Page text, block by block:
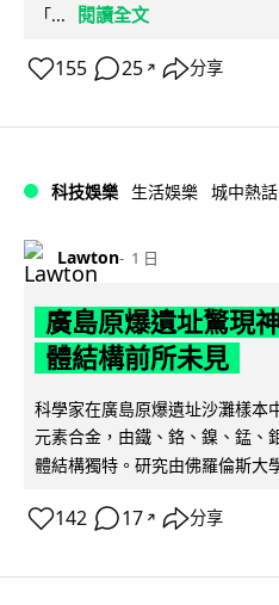
「...
閱讀全文
155 25 ↗ 分享
科技娛樂 生活娛樂 城中熱話
Lawton 1 日
廣島原爆遺址驚現
體結構前所未見
科學家在廣島原爆遺址沙灘樣本
元素合金，由鐵、鉻、鎳、錳、
體結構獨特。研究由佛羅倫斯大
142 17 ↗ 分享